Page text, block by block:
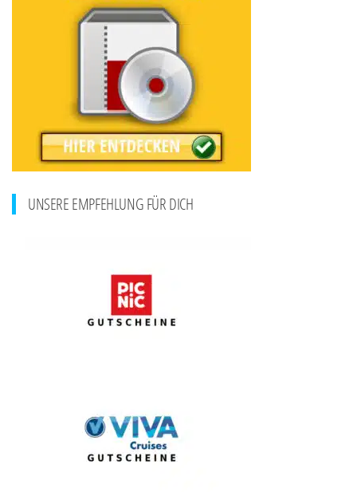
UNSERE EMPFEHLUNG FÜR DICH